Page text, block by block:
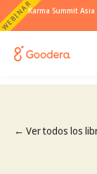
WEBINARKarma Summit
← Ver todos los